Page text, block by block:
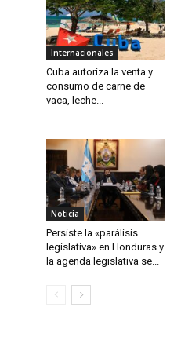
Internacionales
Cuba autoriza la venta y
consumo de carne de
vaca, leche...
Noticia
Persiste la «parálisis
legislativa» en Honduras y
la agenda legislativa se...